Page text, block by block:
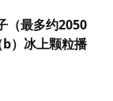
（最多约2050
）冰上颗粒播